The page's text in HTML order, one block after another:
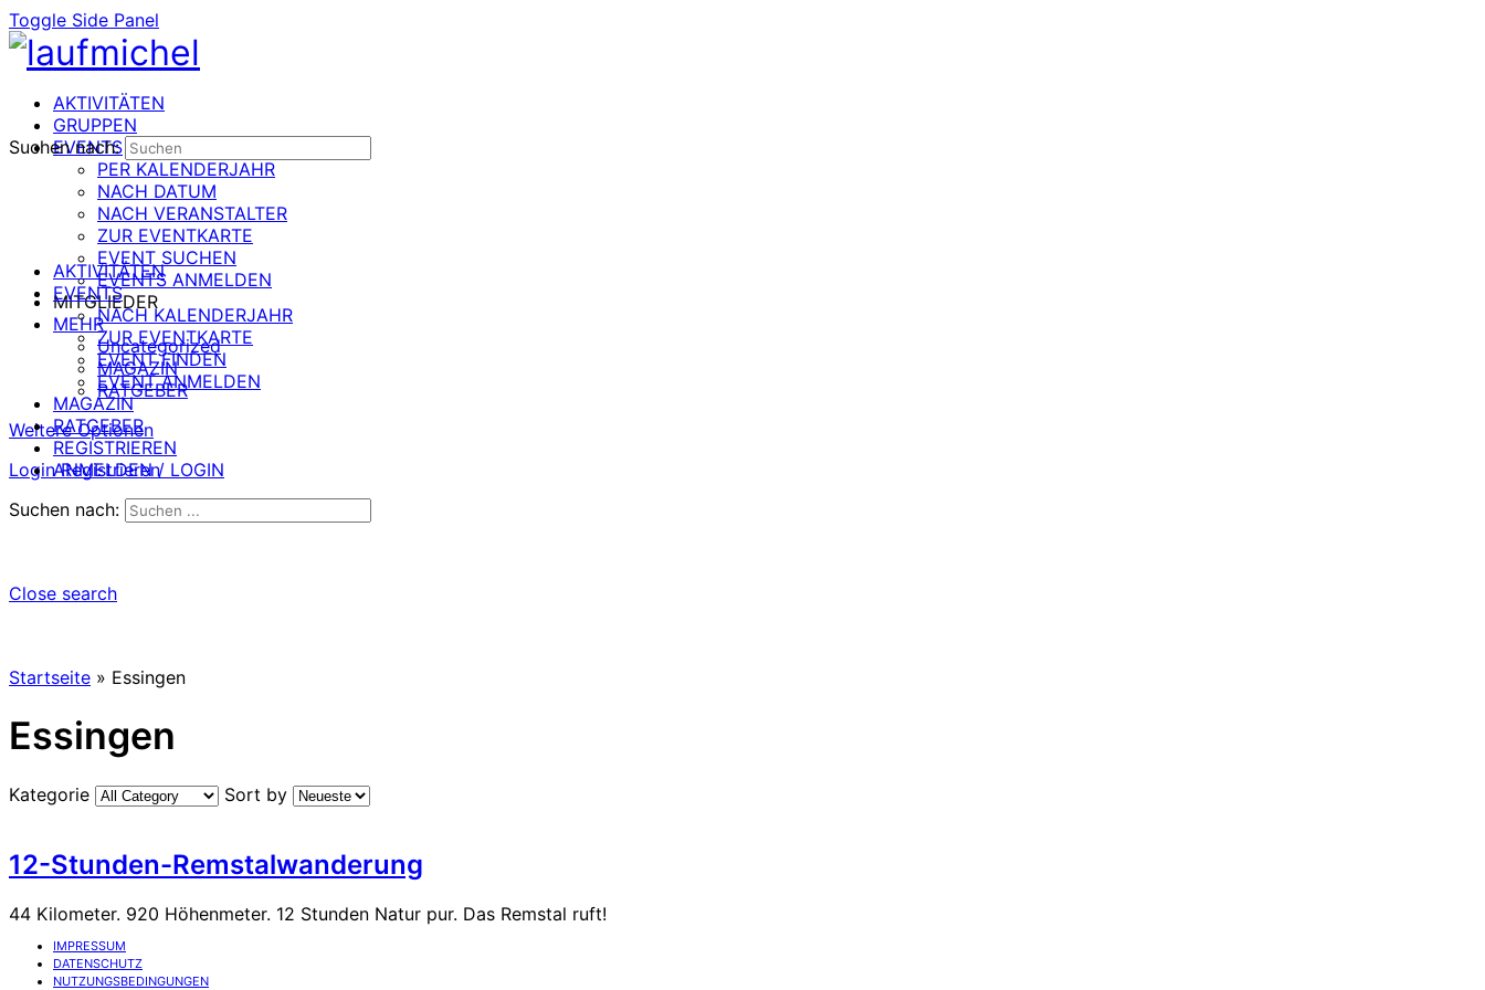
Toggle Side Panel
AKTIVITÄTEN
GRUPPEN
EVENTS
PER KALENDERJAHR
NACH DATUM
NACH VERANSTALTER
ZUR EVENTKARTE
EVENT SUCHEN
EVENTS ANMELDEN
MITGLIEDER
MEHR
Uncategorized
MAGAZIN
RATGEBER
Weitere Optionen
Login Registrieren
Suchen nach:
AKTIVITÄTEN
EVENTS
NACH KALENDERJAHR
ZUR EVENTKARTE
EVENT FINDEN
EVENT ANMELDEN
MAGAZIN
RATGEBER
REGISTRIEREN
ANMELDEN / LOGIN
Suchen nach:
Close search
Startseite » Essingen
Essingen
Kategorie Sort by
12-Stunden-Remstalwanderung
44 Kilometer. 920 Höhenmeter. 12 Stunden Natur pur. Das Remstal ruft!
IMPRESSUM
DATENSCHUTZ
NUTZUNGSBEDINGUNGEN